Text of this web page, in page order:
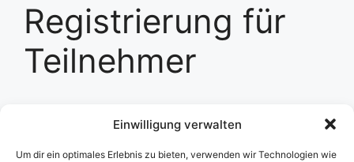
Einwilligung verwalten
Um dir ein optimales Erlebnis zu bieten, verwenden wir Technologien wie
Registrierung für
Teilnehmer